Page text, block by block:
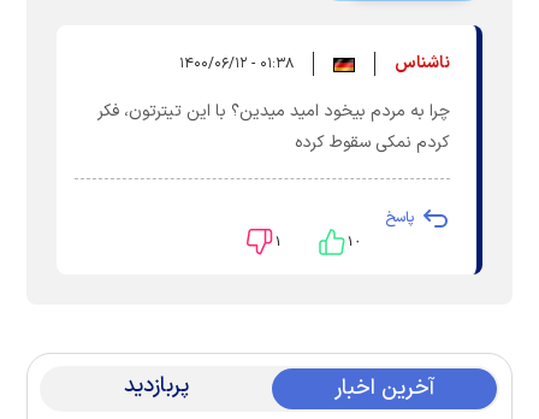
ناشناس ۰۱:۳۸ - ۱۴۰۰/۰۶/۱۲
چرا به مردم بیخود امید میدین؟ با این تیترتون، فکر
کردم نمکی سقوط کرده
پاسخ
۱۰ ۱
آخرین اخبار پربازدید